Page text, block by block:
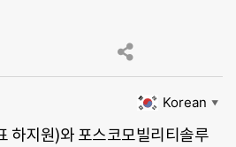
Korean ▼
하지원)와 포스코모빌리티솔루